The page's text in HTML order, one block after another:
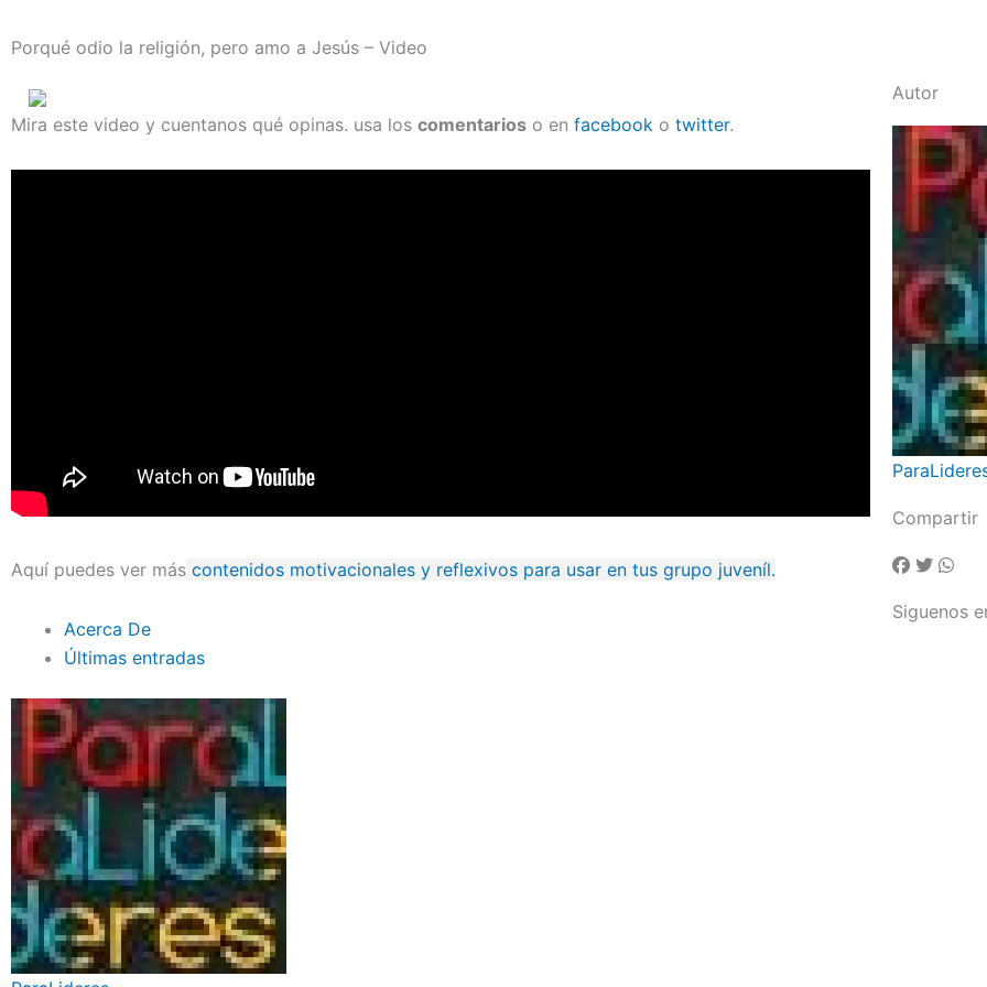
Porqué odio la religión, pero amo a Jesús – Video
Mira este video y cuentanos qué opinas. usa los comentarios o en facebook o twitter.
Aquí puedes ver más contenidos motivacionales y reflexivos para usar en tus grupo juveníl.
Acerca De
Últimas entradas
Autor
Compartir
Siguenos